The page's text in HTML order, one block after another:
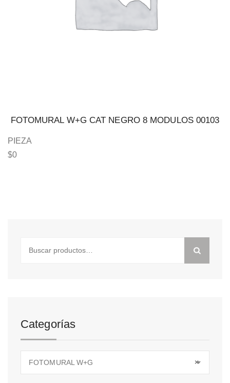
FOTOMURAL W+G CAT NEGRO 8 MODULOS 00103
PIEZA
$0
Categorías
×
FOTOMURAL W+G